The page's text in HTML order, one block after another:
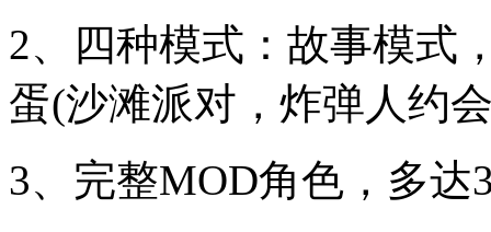
2、四种模式：故事模式
蛋(沙滩派对，炸弹人约
3、完整MOD角色，多达